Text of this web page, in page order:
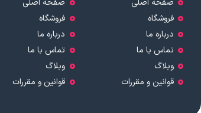
فروشگاه
درباره ما
تماس با ما
وبلاگ
قوانین و مقررات
فروشگاه
درباره ما
تماس با ما
وبلاگ
قوانین و مقررات